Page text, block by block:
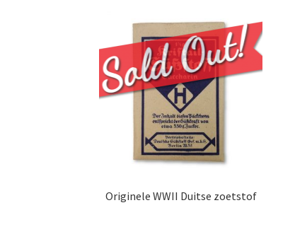
Originele WWII Duitse zoetstof